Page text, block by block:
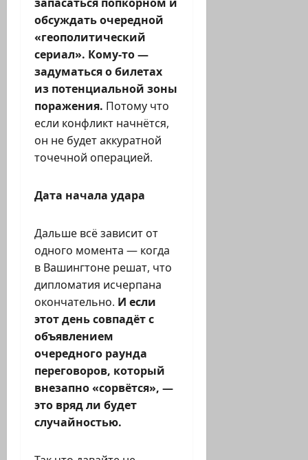
обсуждать очередной
«геополитический
сериал». Кому-то —
задуматься о билетах
из потенциальной зоны
поражения. Потому что
если конфликт начнётся,
он не будет аккуратной
точечной операцией.
Дата начала удара
Дальше всё зависит от
одного момента — когда
в Вашингтоне решат, что
дипломатия исчерпана
окончательно. И если
этот день совпадёт с
объявлением
очередного раунда
переговоров, который
внезапно «сорвётся», —
это вряд ли будет
случайностью.